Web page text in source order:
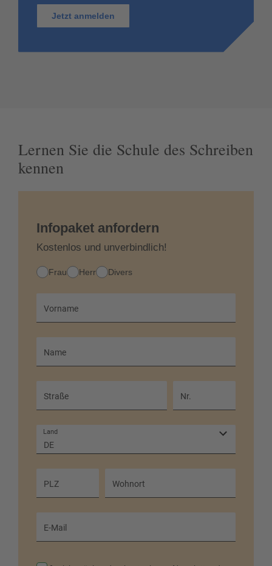
Jetzt anmelden
Lernen Sie die Schule des Schreiben
kennen
Infopaket anfordern
Kostenlos und unverbindlich!
Anrede
Frau Herr Divers
Vorname
Name
Straße Nr.
Land
DE
PLZ Wohnort
E-Mail